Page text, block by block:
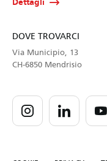
DOVE TROVARCI
Via Municipio, 13
CH-6850 Mendrisio